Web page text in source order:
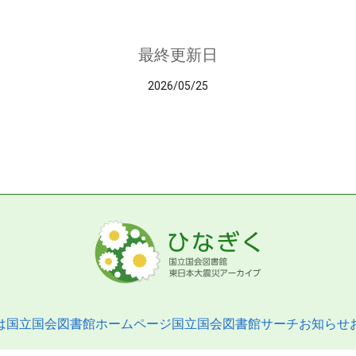
最終更新日
2026/05/25
国立国会図書館ホームページ国立国会図書館サーチお知らせ